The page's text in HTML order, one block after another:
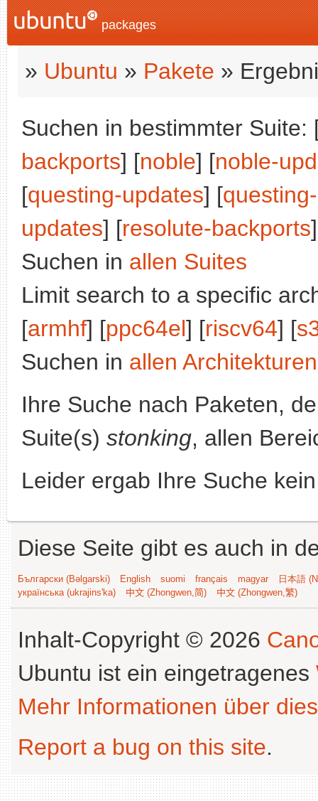
packages
» Ubuntu » Pakete »
Suchen in bestimmter Suite:
backports] [noble] [noble-
[questing-updates] [
updates] [resolute-backports
Suchen in allen Suites
Limit search to a specific
[armhf] [ppc64el] [riscv64] [
Suchen in allen Architekturen
Ihre Suche nach Paketen,
Suite(s) stonking, allen
Leider ergab Ihre Suche
Diese Seite gibt es auch in
Български (Bəlgarski) English suomi français magyar
日本語
українська (ukrajins'ka)
中文 (Zhongwen,简) 中文 (Zhongwen,繁)
Inhalt-Copyright © 2026
Ubuntu ist ein eingetragenes
Mehr Informationen über
Report a bug on this site.